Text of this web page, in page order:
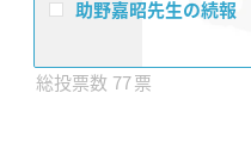
助野嘉昭先生の続報
77